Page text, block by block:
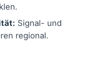
Signal- und
regional.